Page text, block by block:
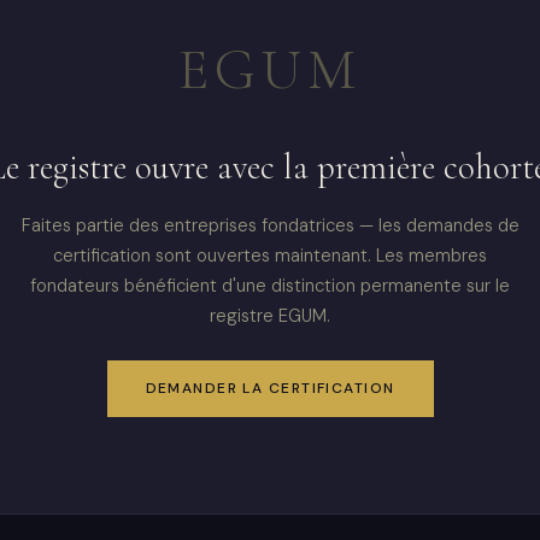
EGUM
registre ouvre avec la première
Faites partie des entreprises fondatrices — les demandes de
certification sont ouvertes maintenant. Les membres
fondateurs bénéficient d'une distinction permanente sur le
registre EGUM.
DEMANDER LA CERTIFICATION